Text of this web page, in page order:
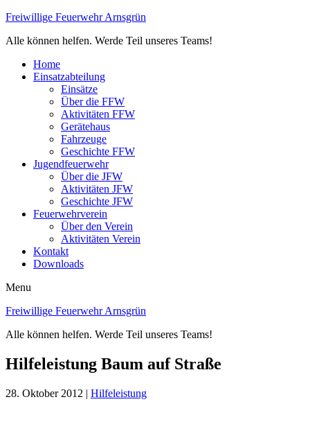
Freiwillige Feuerwehr Arnsgrün
Alle können helfen. Werde Teil unseres Teams!
Home
Einsatzabteilung
Einsätze
Über die FFW
Aktivitäten FFW
Gerätehaus
Fahrzeuge
Geschichte FFW
Jugendfeuerwehr
Über die JFW
Aktivitäten JFW
Geschichte JFW
Feuerwehrverein
Über den Verein
Aktivitäten Verein
Kontakt
Downloads
Menu
Freiwillige Feuerwehr Arnsgrün
Alle können helfen. Werde Teil unseres Teams!
Hilfeleistung Baum auf Straße
28. Oktober 2012 | Hilfeleistung